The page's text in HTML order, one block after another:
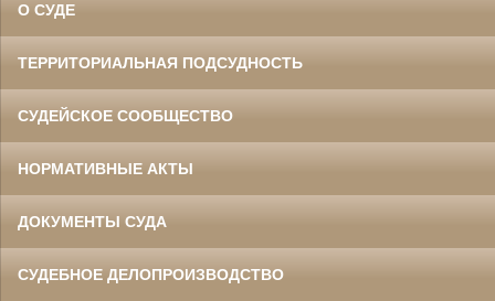
О СУДЕ
ТЕРРИТОРИАЛЬНАЯ ПОДСУДНОСТЬ
СУДЕЙСКОЕ СООБЩЕСТВО
НОРМАТИВНЫЕ АКТЫ
ДОКУМЕНТЫ СУДА
СУДЕБНОЕ ДЕЛОПРОИЗВОДСТВО